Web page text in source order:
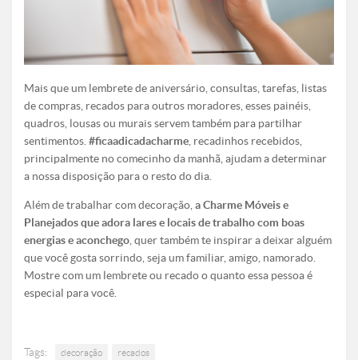
Mais que um lembrete de aniversário, consultas, tarefas, listas
de compras, recados para outros moradores, esses painéis,
quadros, lousas ou murais servem também para partilhar
sentimentos.#ficaadicadacharme, recadinhos recebidos,
principalmente no comecinho da manhã, ajudam a determinar
a nossa disposição para o resto do dia.
Além de trabalhar com decoração,a Charme Móveis e
Planejados que adora lares e locais de trabalho com boas
energias e aconchego, quer também te inspirar a deixar alguém
que você gosta sorrindo, seja um familiar, amigo, namorado.
Mostre com um lembrete ou recado o quanto essa pessoa é
especial para você.
Tags: decoração recados